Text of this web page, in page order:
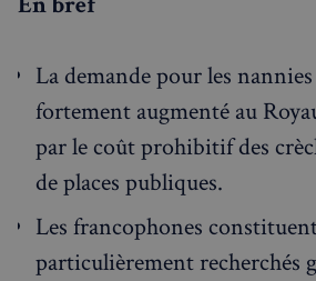
La demande pour les
fortement augmenté au
par le coût prohibitif des
de places publiques.
Les francophones
particulièrement recherchés